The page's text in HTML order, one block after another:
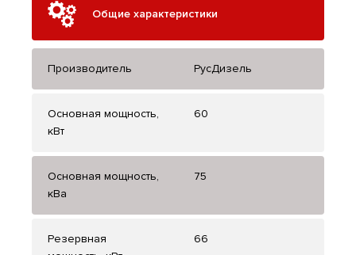
Общие характеристики
Производитель РусДизель
Основная мощность,
кВт
60
Основная мощность,
кВа
75
Резервная
66